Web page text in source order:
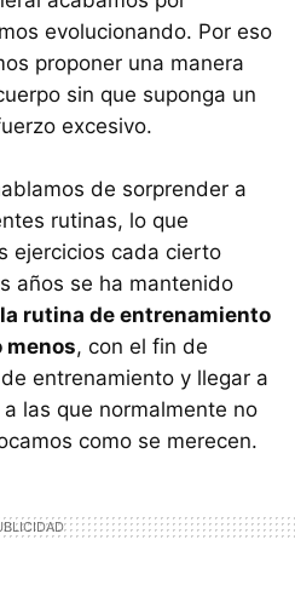
evolucionando. Por eso
proponer una manera
sin que suponga un
excesivo.
de sorprender a
rutinas, lo que
ejercicios cada cierto
años se ha mantenido
rutina de entrenamiento
menos, con el fin de
entrenamiento y llegar a
las que normalmente no
como se merecen.